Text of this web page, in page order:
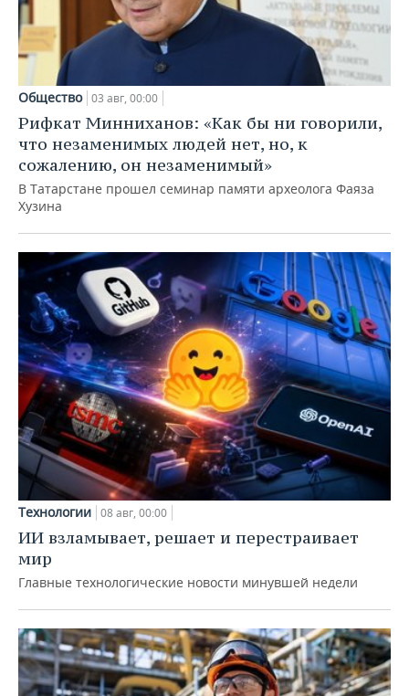
Общество 03 авг, 00:00
Рифкат Минниханов: «Как бы ни говорили,
что незаменимых людей нет, но, к
сожалению, он незаменимый»
В Татарстане прошел семинар памяти археолога Фаяза
Хузина
Технологии 08 авг, 00:00
ИИ взламывает, решает и перестраивает
мир
Главные технологические новости минувшей недели